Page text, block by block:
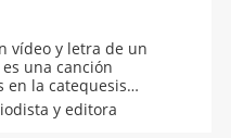
vídeo y letra de un
una canción
en la catequesis
ya que esta melodía
la escena del
y editora